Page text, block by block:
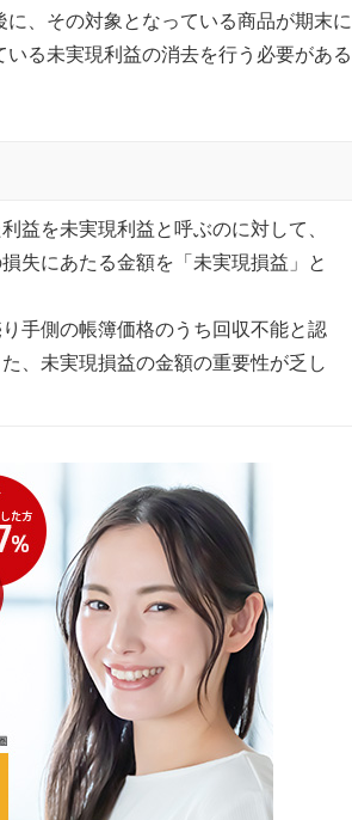
、その対象となっている商品が期末に
る未実現利益の消去を行う必要がある
益を未実現利益と呼ぶのに対して、
失にあたる金額を「未実現損益」と
手側の帳簿価格のうち回収不能と認
、未実現損益の金額の重要性が乏し